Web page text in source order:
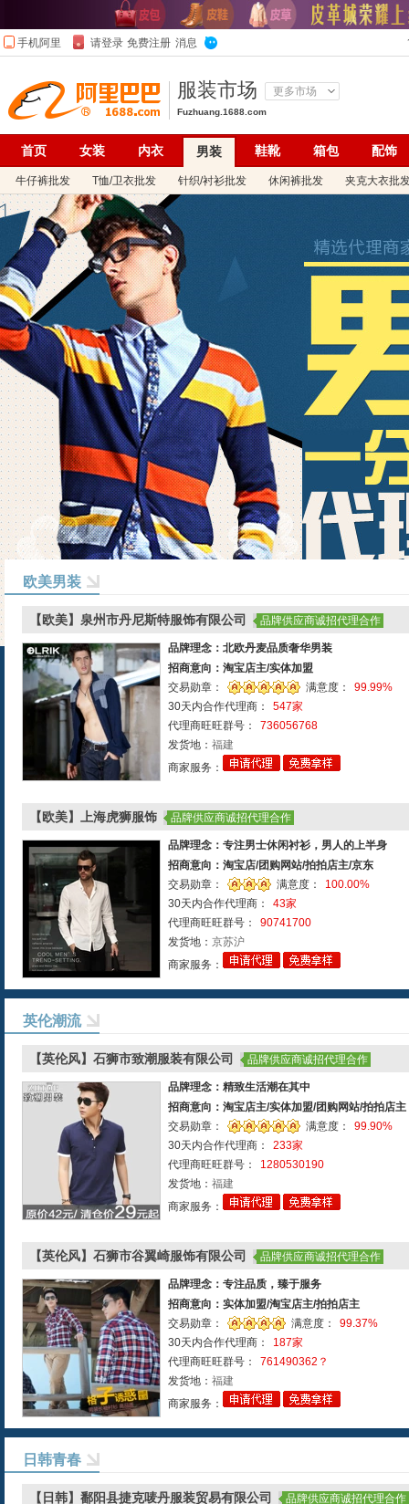
服装市场 更多市场
Fuzhuang.1688.com
首页 女装 内衣 男装 鞋靴 箱包 配饰
牛仔裤批发 T恤/卫衣批发 针织/衬衫批发 休闲裤批发 夹克大衣批
欧美男装
【欧美】泉州市丹尼斯特服饰有限公司 品牌供应商诚招代理合作
品牌理念：北欧丹麦品质奢华男装
招商意向：淘宝店主/实体加盟
交易勋章：
满意度：
99.99%
30天内合作代理商：
547家
代理商旺旺群号：
736056768
发货地： 福建
商家服务：
【欧美】上海虎狮服饰 品牌供应商诚招代理合作
品牌理念：专注男士休闲衬衫，男人的上半身
招商意向：淘宝店/团购网站/拍拍店主/京东
交易勋章：
满意度：
100.00%
30天内合作代理商：
43家
代理商旺旺群号：
90741700
发货地： 京苏沪
商家服务：
英伦潮流
【英伦风】石狮市致潮服装有限公司 品牌供应商诚招代理合作
品牌理念：精致生活潮在其中
招商意向：淘宝店主/实体加盟/团购网站/拍拍店主
交易勋章：
满意度：
99.90%
30天内合作代理商：
233家
代理商旺旺群号：
1280530190
发货地： 福建
商家服务：
【英伦风】石狮市谷翼崎服饰有限公司 品牌供应商诚招代理合作
品牌理念：专注品质，臻于服务
招商意向：实体加盟/淘宝店主/拍拍店主
交易勋章：
满意度：
99.37%
30天内合作代理商：
187家
代理商旺旺群号：
761490362？
发货地： 福建
商家服务：
日韩青春
【日韩】鄱阳县捷克唛丹服装贸易有限公司 品牌供应商诚招代理合作